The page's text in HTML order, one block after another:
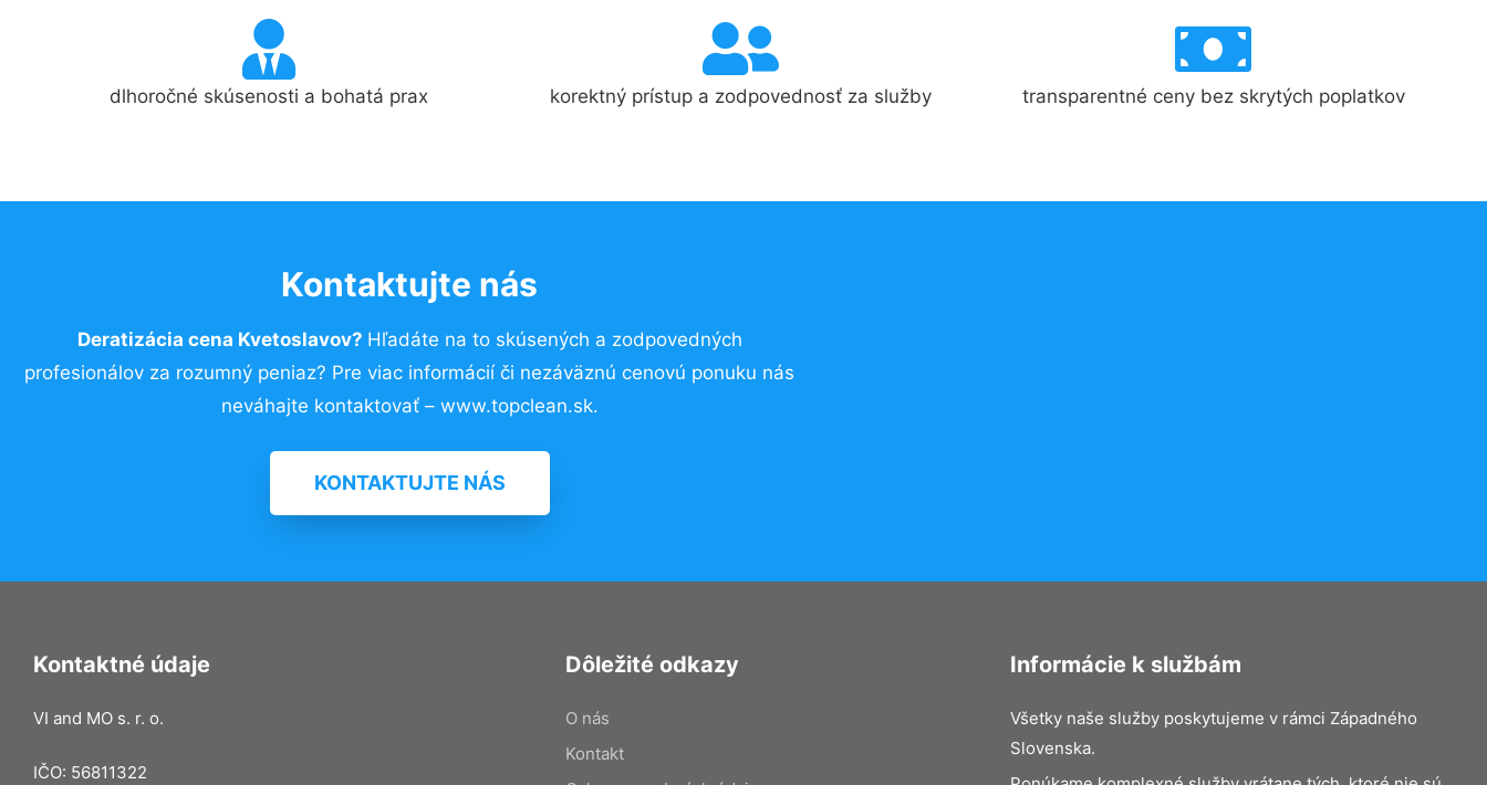
dlhoročné skúsenosti a bohatá prax korektný prístup a zodpovednosť za služby transparentné ceny bez skrytých poplatkov
Kontaktujte nás
Deratizácia cena Kvetoslavov? Hľadáte na to skúsených a zodpovedných
profesionálov za rozumný peniaz? Pre viac informácií či nezáväznú cenovú ponuku nás
neváhajte kontaktovať – www.topclean.sk.
KONTAKTUJTE NÁS
Kontaktné údaje
VI and MO s. r. o.
IČO: 56811322
Dôležité odkazy
O nás
Kontakt
Informácie k službám
Všetky naše služby poskytujeme v rámci Západného
Slovenska.